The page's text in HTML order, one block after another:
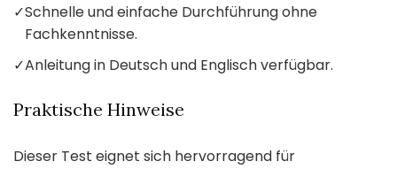
✓Schnelle und einfache Durchführung ohne
Fachkenntnisse.
✓Anleitung in Deutsch und Englisch verfügbar.
Praktische Hinweise
Dieser Test eignet sich hervorragend für